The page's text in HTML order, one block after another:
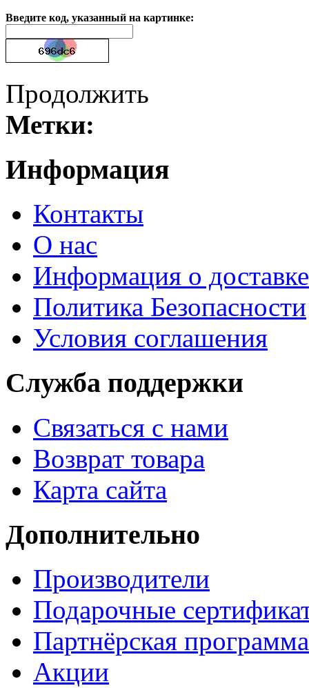
Введите код, указанный на картинке:
Продолжить
Метки:
Информация
Контакты
О нас
Информация о доставке
Политика Безопасности
Условия соглашения
Служба поддержки
Связаться с нами
Возврат товара
Карта сайта
Дополнительно
Производители
Подарочные
Партнёрская программа
Акции